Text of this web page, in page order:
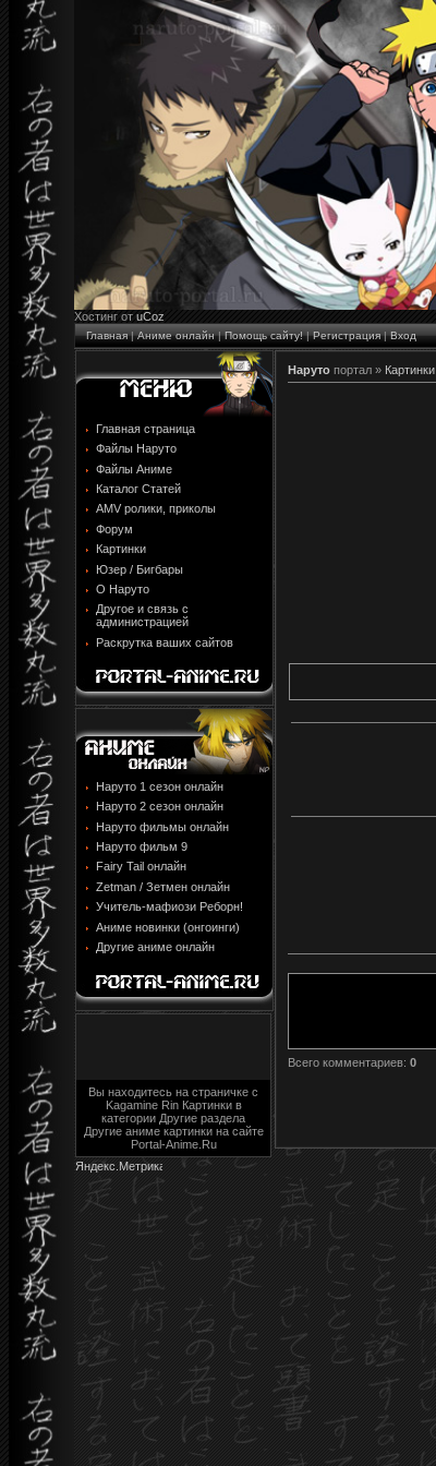
Хостинг от uCoz
Главная|Аниме онлайн|Помощь сайту!|Регистрация|Вход
Главная страница
Файлы Наруто
Файлы Аниме
Каталог Статей
AMV ролики, приколы
Форум
Картинки
Юзер / Бигбары
О Наруто
Другое и связь с
администрацией
Раскрутка ваших сайтов
Наруто 1 сезон онлайн
Наруто 2 сезон онлайн
Наруто фильмы онлайн
Наруто фильм 9
Fairy Tail онлайн
Zetman / Зетмен онлайн
Учитель-мафиози Реборн!
Аниме новинки (онгоинги)
Другие аниме онлайн
Вы находитесь на страничке с
Kagamine Rin Картинки в
категории Другие раздела
Другие аниме картинки на сайте
Portal-Anime.Ru
Наруто портал » Картинки
Всего комментариев: 0